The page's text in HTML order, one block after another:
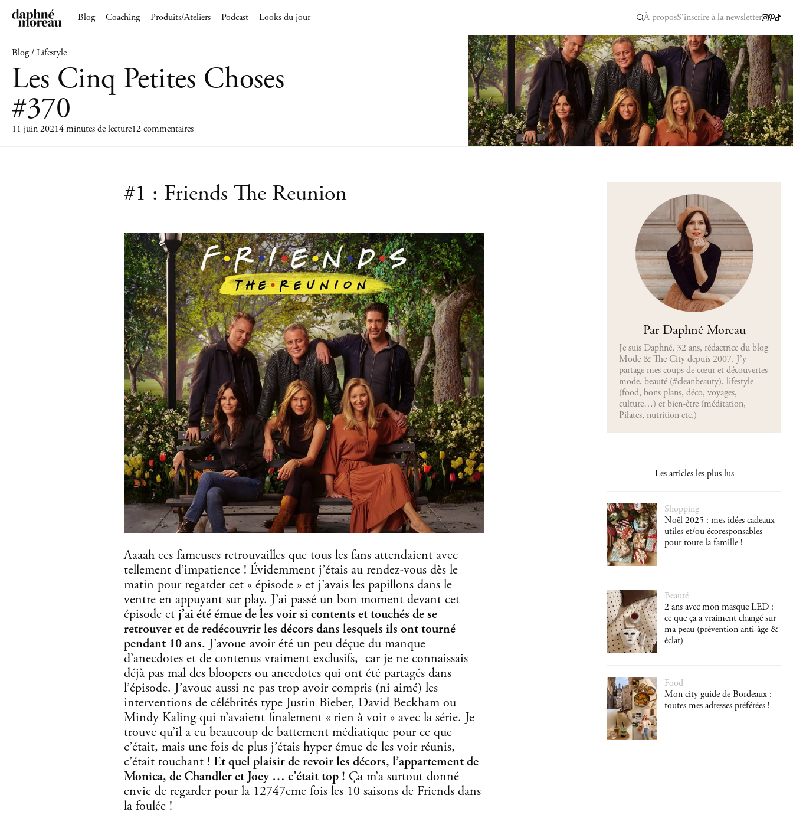
Blog Coaching Produits/Ateliers Podcast Looks du jour À proposS'inscrire à la newsletter
Blog / Lifestyle
Les Cinq Petites Choses
#370
11 juin 20214 minutes de lecture12 commentaires
#1 : Friends The Reunion
Aaaah ces fameuses retrouvailles que tous les fans attendaient avec
tellement d’impatience ! Évidemment j’étais au rendez-vous dès le
matin pour regarder cet « épisode » et j’avais les papillons dans le
ventre en appuyant sur play. J’ai passé un bon moment devant cet
épisode et j’ai été émue de les voir si contents et touchés de se
retrouver et de redécouvrir les décors dans lesquels ils ont tourné
pendant 10 ans. J’avoue avoir été un peu déçue du manque
d’anecdotes et de contenus vraiment exclusifs, car je ne connaissais
déjà pas mal des bloopers ou anecdotes qui ont été partagés dans
l’épisode. J’avoue aussi ne pas trop avoir compris (ni aimé) les
interventions de célébrités type Justin Bieber, David Beckham ou
Mindy Kaling qui n’avaient finalement « rien à voir » avec la série. Je
trouve qu’il a eu beaucoup de battement médiatique pour ce que
c’était, mais une fois de plus j’étais hyper émue de les voir réunis,
c’était touchant ! Et quel plaisir de revoir les décors, l’appartement de
Monica, de Chandler et Joey … c’était top ! Ça m’a surtout donné
envie de regarder pour la 12747eme fois les 10 saisons de Friends dans
la foulée !
Par Daphné Moreau
Je suis Daphné, 32 ans, rédactrice du blog
Mode & The City depuis 2007. J’y
partage mes coups de cœur et découvertes
mode, beauté (#cleanbeauty), lifestyle
(food, bons plans, déco, voyages,
culture…) et bien-être (méditation,
Pilates, nutrition etc.)
Les articles les plus lus
Shopping
Noël 2025 : mes idées cadeaux
utiles et/ou écoresponsables
pour toute la famille !
Beauté
2 ans avec mon masque LED :
ce que ça a vraiment changé sur
ma peau (prévention anti-âge &
éclat)
Food
Mon city guide de Bordeaux :
toutes mes adresses préférées !